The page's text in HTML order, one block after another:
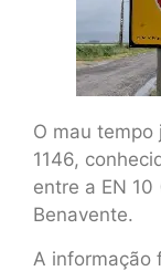
O mau tempo
1146,
entre a EN 10
Benavente.
A informação